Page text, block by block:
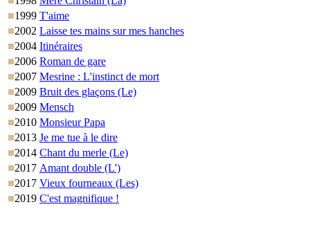
1999 T'aime
2002 Laisse tes mains sur mes hanches
2004 Itinéraires
2006 Roman de gare
2007 Mesrine : L'instinct de mort
2009 Bruit des glaçons (Le)
2009 Mensch
2010 Monsieur Papa
2013 Je me tue à le dire
2014 Chant du merle (Le)
2017 Amant double (L')
2017 Vieux fourneaux (Les)
2019 C'est magnifique !